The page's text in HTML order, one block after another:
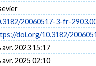
20060517-3-fr-
doi.org/10.3182/
avr. 2023 15:17
avr. 2025 02:10